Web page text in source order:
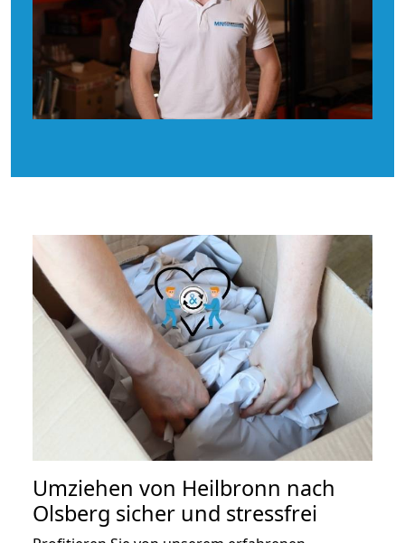
Umziehen von Heilbronn nach
Olsberg sicher und stressfrei